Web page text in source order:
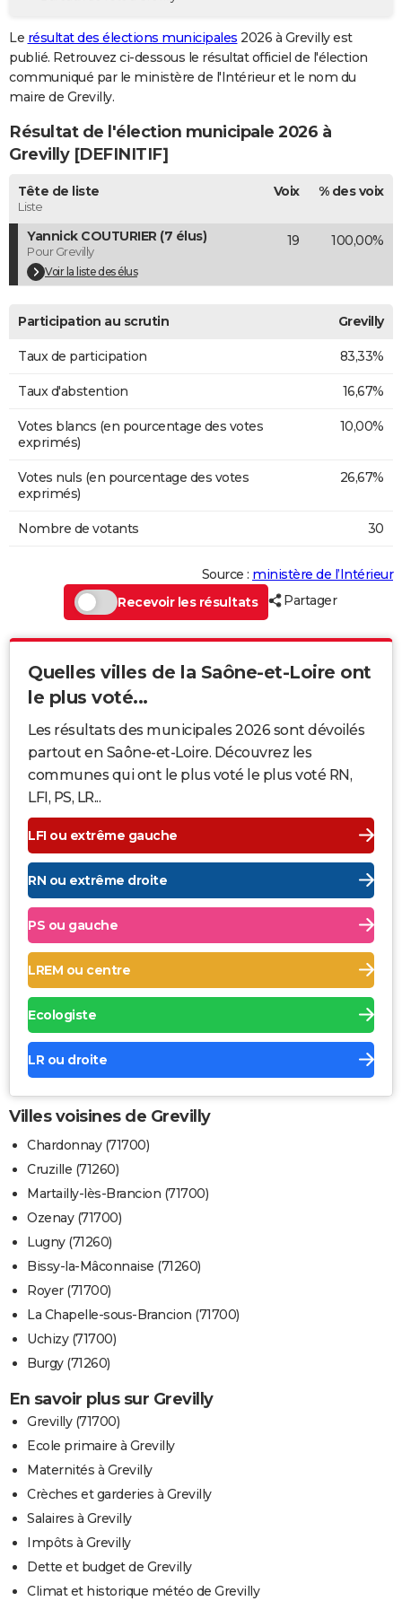
GUIDES D'ACHAT
BONS PLANS
CARTE DE VOEUX
Carte de Noël
Carte Bonne année
Carte Saint-Valentin
Carte Pâques
Carte d'anniversaire
DICTIONNAIRE
Dictionnaire
Biographies
Citations
Expressions
Proverbes
PROGRAMME TV
COPAINS D'AVANT
S'inscrire
Se connecter
Lycées
Collèges
Primaires
Universités
Entreprises
Service militaire
Avis de recherche
AVIS DE DÉCÈS
FORUM
Le résultat des élections municipales 2026 à Grevilly est
publié. Retrouvez ci-dessous le résultat officiel de l'élection
communiqué par le ministère de l'Intérieur et le nom du
maire de Grevilly.
Résultat de l'élection municipale 2026 à
Grevilly [DEFINITIF]
Tête de liste
Liste
Voix % des voix
Yannick COUTURIER (7 élus)
Pour Grevilly
Voir la liste des élus
19 100,00%
Participation au scrutin Grevilly
Taux de participation 83,33%
Taux d'abstention 16,67%
Votes blancs (en pourcentage des votes
exprimés)
10,00%
Votes nuls (en pourcentage des votes
exprimés)
26,67%
Nombre de votants 30
Source : ministère de l’Intérieur
Recevoir les résultats
Partager
Quelles villes de la Saône-et-Loire ont
le plus voté...
Les résultats des municipales 2026 sont dévoilés
partout en Saône-et-Loire. Découvrez les
communes qui ont le plus voté le plus voté RN,
LFI, PS, LR...
LFI ou extrême gauche
RN ou extrême droite
PS ou gauche
LREM ou centre
Ecologiste
LR ou droite
Villes voisines de Grevilly
Chardonnay (71700)
Cruzille (71260)
Martailly-lès-Brancion (71700)
Ozenay (71700)
Lugny (71260)
Bissy-la-Mâconnaise (71260)
Royer (71700)
La Chapelle-sous-Brancion (71700)
Uchizy (71700)
Burgy (71260)
En savoir plus sur Grevilly
Grevilly (71700)
Ecole primaire à Grevilly
Maternités à Grevilly
Crèches et garderies à Grevilly
Salaires à Grevilly
Impôts à Grevilly
Dette et budget de Grevilly
Climat et historique météo de Grevilly